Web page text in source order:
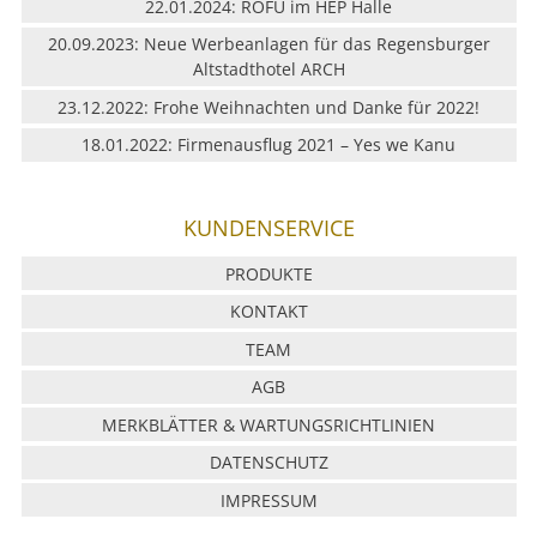
22.01.2024: ROFU im HEP Halle
20.09.2023: Neue Werbeanlagen für das Regensburger
Altstadthotel ARCH
23.12.2022: Frohe Weihnachten und Danke für 2022!
18.01.2022: Firmenausflug 2021 – Yes we Kanu
KUNDENSERVICE
PRODUKTE
KONTAKT
TEAM
AGB
MERKBLÄTTER & WARTUNGSRICHTLINIEN
DATENSCHUTZ
IMPRESSUM